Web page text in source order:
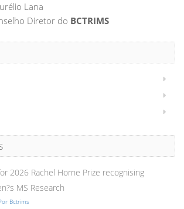
Lana
Diretor do BCTRIMS
2026 Rachel Horne Prize recognising
MS Research
Bctrims